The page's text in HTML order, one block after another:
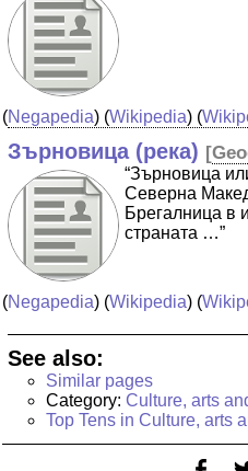
(Negapedia) (Wikipedia) (
Зърновица (река) [
“Зърновица
Северна
Брегалница в
страната …”
(Negapedia) (Wikipedia) (
See also:
Similar pages
Category: Culture, arts
Top Tens in Culture, arts